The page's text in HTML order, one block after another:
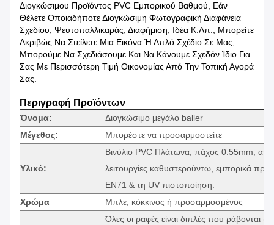
Διογκώσιμου Προϊόντος PVC Εμπορικού Βαθμού, Εάν
Θέλετε Οποιαδήποτε Διογκώσιμη Φωτογραφική Διαφάνεια
Σχεδίου, Ψευτοπαλλικαράς, Διαφήμιση, Ιδέα Κ.λπ., Μπορείτε
Ακριβώς Να Στείλετε Μια Εικόνα Ή Απλό Σχέδιο Σε Μας,
Μπορούμε Να Σχεδιάσουμε Και Να Κάνουμε Σχεδόν Ίδιο Για
Σας Με Περισσότερη Τιμή Οικονομίας Από Την Τοπική Αγορά
Σας.
Περιγραφή Προϊόντων
Όνομα:
Διογκώσιμο μεγάλο baller
Μέγεθος:
Μπορέστε να προσαρμοστείτε
Υλικό:
Βινύλιο PVC Πλάτωνα, πάχος 0.55mm,
λειτουργίες καθυστερούντω, εμπορικά
EN71 & τη UV πιστοποίηση.
Χρώμα
Μπλε, κόκκινος ή προσαρμοσμένος
Όλες οι ραφές είναι διπλές που ράβονται